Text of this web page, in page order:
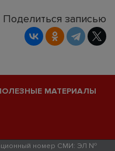
Поделиться записью
МАТЕРИАЛЫ
номер СМИ: ЭЛ №